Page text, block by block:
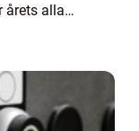
årets alla